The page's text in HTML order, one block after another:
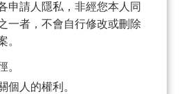
申請人隱私，非經您本人同
一者，不會自行修改或刪除
。
。
個人的權利。